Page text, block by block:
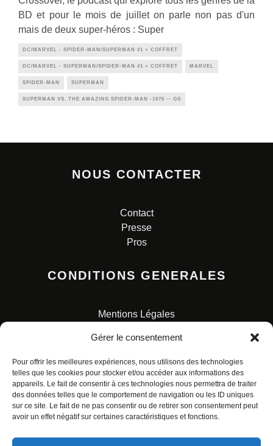
Gérer le consentement
Pour offrir les meilleures expériences, nous utilisons des technologies
telles que les cookies pour stocker et/ou accéder aux informations des
appareils. Le fait de consentir à ces technologies nous permettra de traiter
des données telles que le comportement de navigation ou les ID uniques
sur ce site. Le fait de ne pas consentir ou de retirer son consentement peut
avoir un effet négatif sur certaines caractéristiques et fonctions.
BD et pour le mois de juillet on parle non pas d'un
mais de deux super-héros : Super
DC/MARVEL - SPIDER-MAN/SUPERMAN #1 + COFFRET
DC/MARVEL - SUPERMAN/SPIDER-MAN #1 + COFFRET MARVEL
SPIDER-MAN SUPERMAN
SUPERMAN VS. THE AMAZING SPIDER-MAN -1976 -- OS
NOUS CONTACTER
Contact
Presse
Pros
CONDITIONS GENERALES
Mentions Légales
Charte pour la protection des données personnelles